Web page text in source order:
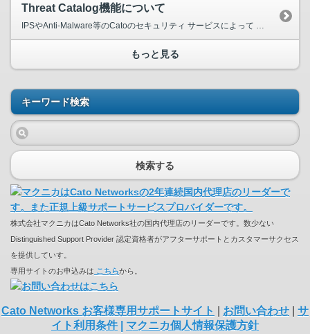
Threat Catalog機能について
IPSやAnti-Malware等のCatoのセキュリティ サービスによって 検出された脅威の詳細や最新の脅威を表示することが可能となります。 本機能には下記機能にて検出された脅威に関する情...
もっと見る
キーワード検索
検索する
株式会社マクニカはCato Networks社の国内代理店のリーダーです。数少ない
Distinguished Support Provider 認定資格者がアフターサポートとカスタマーサクセス
を提供していす。
専用サイトのお申込みは こちらから。
Cato Networks お客様専用サポートサイト お問い合わせ
サ
イト利用条件| マクニカ個人情報保護方針